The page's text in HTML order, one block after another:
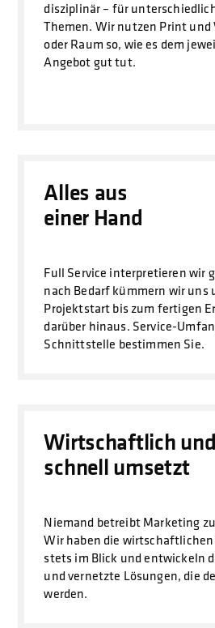
disziplinär – für
Themen. Wir nutzen Print und
oder Raum so, wie es dem
Angebot gut tut.
Alles aus
einer Hand
Full Service interpretieren wir
nach Bedarf kümmern wir uns
Projektstart bis zum fertigen
darüber hinaus. Service-
Schnittstelle bestimmen Sie.
Wirtschaftlich und
schnell umsetzt
Niemand betreibt Marketing
Wir haben die wirtschaftlichen
stets im Blick und entwickeln
und vernetzte Lösungen, die
werden.